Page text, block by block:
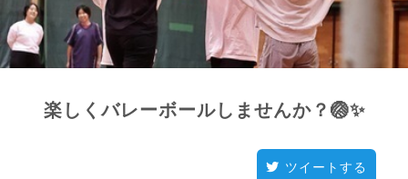
楽しくバレーボールしませんか？🏐✨
ツイートする